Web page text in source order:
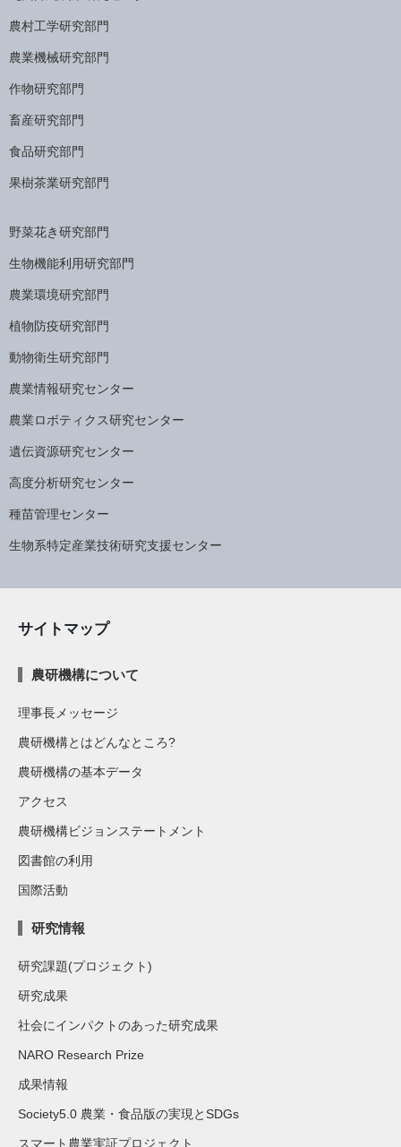
農村工学研究部門
農業機械研究部門
作物研究部門
畜産研究部門
食品研究部門
果樹茶業研究部門
野菜花き研究部門
生物機能利用研究部門
農業環境研究部門
植物防疫研究部門
動物衛生研究部門
農業情報研究センター
農業ロボティクス研究センター
遺伝資源研究センター
高度分析研究センター
種苗管理センター
生物系特定産業技術研究支援センター
サイトマップ
農研機構について
理事長メッセージ
農研機構とはどんなところ?
農研機構の基本データ
アクセス
農研機構ビジョンステートメント
図書館の利用
国際活動
研究情報
研究課題(プロジェクト)
研究成果
社会にインパクトのあった研究成果
NARO Research Prize
成果情報
Society5.0 農業・食品版の実現とSDGs
スマート農業実証プロジェクト